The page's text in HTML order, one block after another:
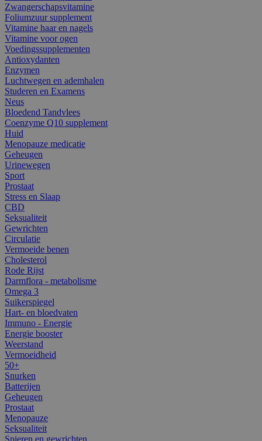
Zwangerschapsvitamine
Foliumzuur supplement
Vitamine haar en nagels
Vitamine voor ogen
Voedingssupplementen
Antioxydanten
Enzymen
Luchtwegen en ademhalen
Studeren en Examens
Neus
Bloedend Tandvlees
Coenzyme Q10 supplement
Huid
Menopauze medicatie
Geheugen
Urinewegen
Sport
Prostaat
Stress en Slaap
CBD
Seksualiteit
Gewrichten
Circulatie
Vermoeide benen
Cholesterol
Rode Rijst
Darmflora - metabolisme
Omega 3
Suikerspiegel
Hart- en bloedvaten
Immuno - Energie
Energie booster
Weerstand
Vermoeidheid
50+
Snurken
Batterijen
Geheugen
Prostaat
Menopauze
Seksualiteit
Spieren en gewrichten